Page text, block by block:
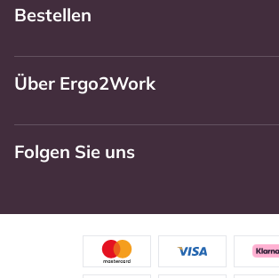
Bestellen
Über Ergo2Work
Folgen Sie uns